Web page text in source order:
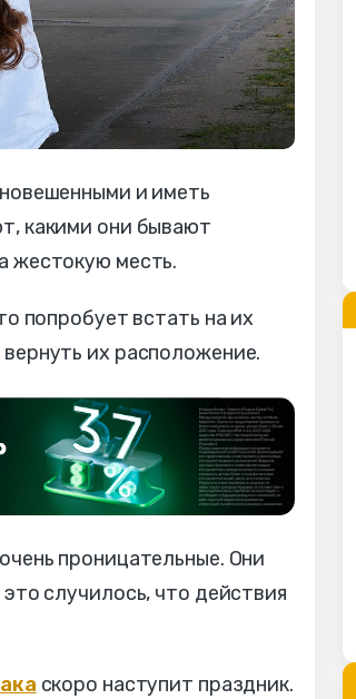
и иметь
какими они бывают
жестокую месть.
попробует встать на их
их расположение.
проницательные. Они
случилось, что действия
скоро наступит праздник.